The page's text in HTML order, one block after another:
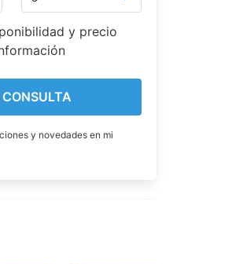
y precio
y novedades en mi